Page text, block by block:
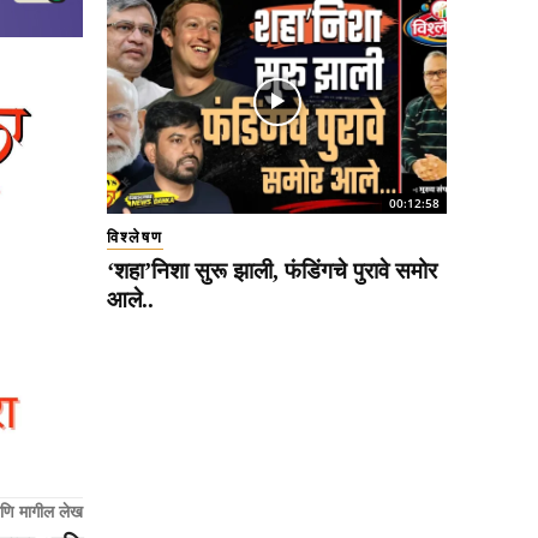
मागील लेख
00:12:58
विश्लेषण
‘शहा’निशा सुरू झाली, फंडिंगचे पुरावे समोर
आले..